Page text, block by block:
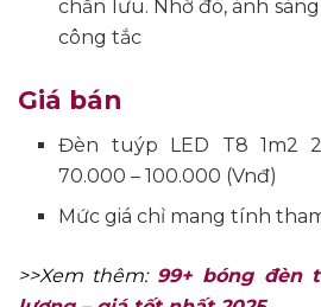
chấn lưu. Nhờ đó, ánh
công tắc
Giá bán
Đèn tuýp LED T8 1m2
70.000 – 100.000 (Vnđ)
Mức giá chỉ mang tính
>>Xem thêm: 99+ bóng đèn